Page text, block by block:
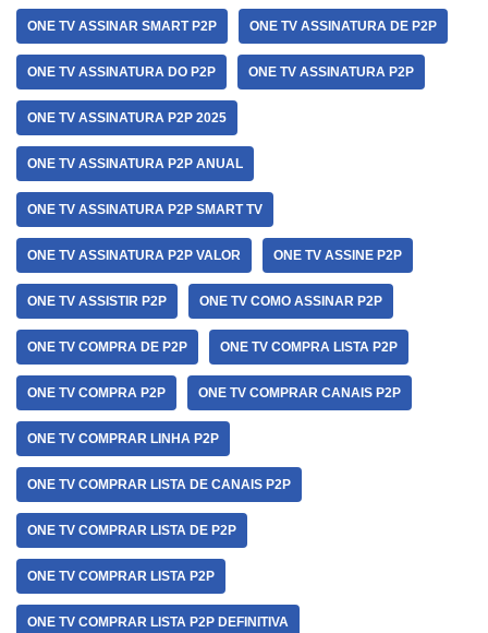
ONE TV ASSINAR SMART P2P ONE TV ASSINATURA DE P2P
ONE TV ASSINATURA DO P2P ONE TV ASSINATURA P2P
ONE TV ASSINATURA P2P 2025
ONE TV ASSINATURA P2P ANUAL
ONE TV ASSINATURA P2P SMART TV
ONE TV ASSINATURA P2P VALOR ONE TV ASSINE P2P
ONE TV ASSISTIR P2P ONE TV COMO ASSINAR P2P
ONE TV COMPRA DE P2P ONE TV COMPRA LISTA P2P
ONE TV COMPRA P2P ONE TV COMPRAR CANAIS P2P
ONE TV COMPRAR LINHA P2P
ONE TV COMPRAR LISTA DE CANAIS P2P
ONE TV COMPRAR LISTA DE P2P
ONE TV COMPRAR LISTA P2P
ONE TV COMPRAR LISTA P2P DEFINITIVA